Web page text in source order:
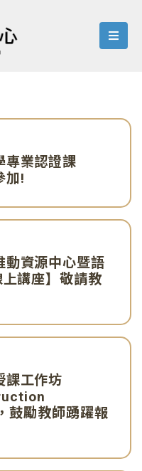
menu
專業認證課
加!
動資源中心暨語
講座】敬請教
課工作坊
鼓勵教師踴躍報